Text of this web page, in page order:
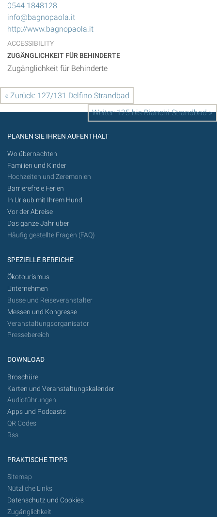
0544 1848128
info@bagnopaola.it
http://www.bagnopaola.it
ACCESSIBILITY
ZUGÄNGLICHKEIT FÜR BEHINDERTE
Zugänglichkeit für Behinderte
« Zurück: 127/131 Delfino Strandbad
Weiter: 125 bis Bianchi Strandbad »
PLANEN SIE IHREN AUFENTHALT
Wo übernachten
Familien und Kinder
Hochzeiten und Zeremonien
Barrierefreie Ferien
In Urlaub mit Ihrem Hund
Vor der Abreise
Das ganze Jahr über
Häufig gestellte Fragen (FAQ)
SPEZIELLE BEREICHE
Ökotourismus
Unternehmen
Busse und Reiseveranstalter
Messen und Kongresse
Veranstaltungsorganisator
Pressebereich
DOWNLOAD
Broschüre
Karten und Veranstaltungskalender
Audioführungen
Apps und Podcasts
QR Codes
Rss
PRAKTISCHE TIPPS
Sitemap
Nützliche Links
Datenschutz und Cookies
Zugänglichkeit